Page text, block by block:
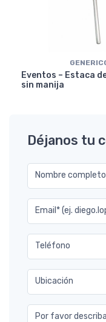
Eventos – Estaca
sin manija
Déjanos tu
Nombre
Email* (ej.
Teléfono
Ubicación
Por favor